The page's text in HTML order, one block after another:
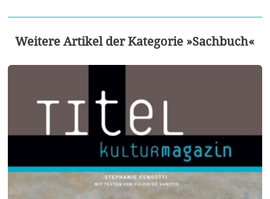
Weitere Artikel der Kategorie »Sachbuch«